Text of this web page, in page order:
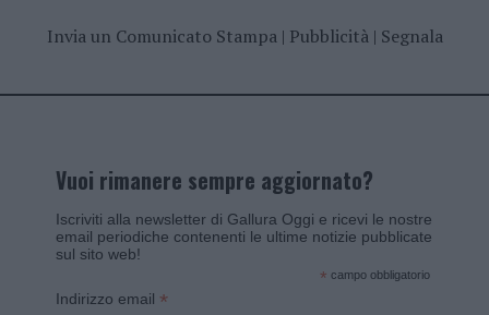
Invia un Comunicato Stampa| Pubblicità| Segnala
Vuoi rimanere sempre aggiornato?
Iscriviti alla newsletter di Gallura Oggi e ricevi le nostre
email periodiche contenenti le ultime notizie pubblicate
sul sito web!
* campo obbligatorio
Indirizzo email *